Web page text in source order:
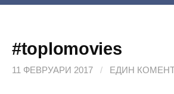
#toplomovies
11 ФЕВРУАРИ 2017 / ЕДИН